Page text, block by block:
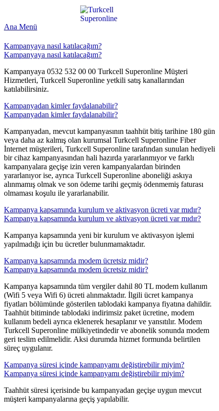
Ana Menü
Kampanyaya nasıl katılacağım?
Kampanyaya nasıl katılacağım?
Kampanyaya 0532 532 00 00 Turkcell Superonline Müşteri
Hizmetleri, Turkcell Superonline yetkili satış kanallarından
katılabilirsiniz.​​
Kampanyadan kimler faydalanabilir?
Kampanyadan kimler faydalanabilir?
Kampanyadan, mevcut kampanyasının taahhüt bitiş tarihine 180 gün
veya daha az kalmış olan kurumsal Turkcell Superonline Fiber
İnternet müşterileri, Turkcell Superonline tarafından sunulan hediyeli
bir cihaz kampanyasından hali hazırda yararlanmıyor ve farklı
kampanyalara geçişe izin veren kampanyalardan birinden
yararlanıyor ise, ayrıca Turkcell Superonline aboneliği askıya
alınmamış olmak ve son ödeme tarihi geçmiş ödenmemiş faturası
olmaması koşulu ile yararlanabilir.​​
Kampanya kapsamında kurulum ve aktivasyon ücreti var mıdır?
Kampanya kapsamında kurulum ve aktivasyon ücreti var mıdır?
Kampanya kapsamında yeni bir kurulum ve aktivasyon işlemi
yapılmadığı için bu ücretler bulunmamaktadır. ​​
Kampanya kapsamında modem ücretsiz midir?
Kampanya kapsamında modem ücretsiz midir?
Kampanya kapsamında tüm vergiler dahil 80 TL modem kullanım
(Wifi 5 veya Wifi 6) ücreti alınmaktadır. İlgili ücret kampanya
fiyatları bölümünde gösterilen tablodaki kampanya fiyatına dahildir.
Taahhüt bitiminde tablodaki indirimsiz paket ücretine, modem
kullanım bedeli ayrıca eklenerek hesaplanır ve yansıtılır. ​Modem
Turkcell Superonline mülkiyetindedir ve abonelik sonunda modem
geri teslim edilmelidir. Aksi durumda hizmet formunda belirtilen
süreç uygulanır.​​​
Kampanya süresi içinde kampanyamı değiştirebilir miyim?
Kampanya süresi içinde kampanyamı değiştirebilir miyim?
Taahhüt süresi içerisinde bu kampanyadan geçişe uygun mevcut
müşteri kampanyalarına geçiş yapılabilir. ​​​